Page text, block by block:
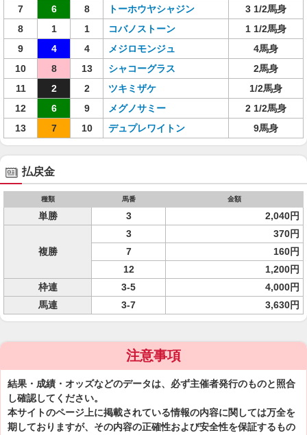
7
6 8 トーホウヤシャジン
3 1/2馬身
8
1 1 コバノストーン
1 1/2馬身
9
4 4 メジロモンジュ
4馬身
10
8 13 シャコーグラス
2馬身
11
2 2 ツキミザケ
1/2馬身
12
6 9 メグノサミー
2 1/2馬身
13
7 10 デュプレワイトン 9馬身
払戻金
種類 馬番 金額
単勝 3 2,040円
複勝
3
370円
7
160円
12
1,200円
枠連
3-5
4,000円
馬連
3-7 3,630円
注意事項
結果・成績・オッズなどのデータは、必ず主催者発行のものと照合
し確認してください。
本サイトのページ上に掲載されている情報の内容に関しては万全を
期しておりますが、その内容の正確性および安全性を保証するもの